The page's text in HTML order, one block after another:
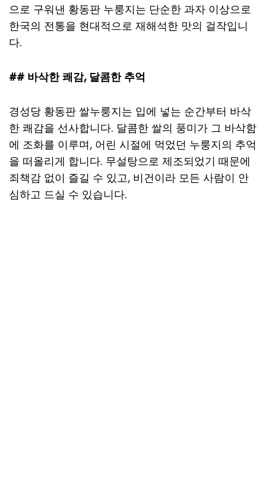
으로 구워낸 황동판 누룽지는 단순한 과자 이상으로
한국의 전통을 현대적으로 재해석한 맛의 걸작입니
다.
## 바삭한 쾌감, 달콤한 추억
경성당 황동판 쌀누룽지는 입에 넣는 순간부터 바삭
한 쾌감을 선사합니다. 달콤한 쌀의 풍미가 그 바삭함
에 조화를 이루며, 어린 시절에 먹었던 누룽지의 추억
을 떠올리게 합니다. 무설탕으로 제조되었기 때문에
죄책감 없이 즐길 수 있고, 비건이라 모든 사람이 안
심하고 드실 수 있습니다.